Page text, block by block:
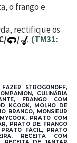
o frango e
rectifique os
/
(TM31:
STROGONOFF,
CULINÁRIA
FRANGO COM
KCOOK, MOLHO DE
BRANCO, MONSIEUR
PRATO COM
PRATO DE FRANGO
FÁCIL, PRATO
RECEITA COM